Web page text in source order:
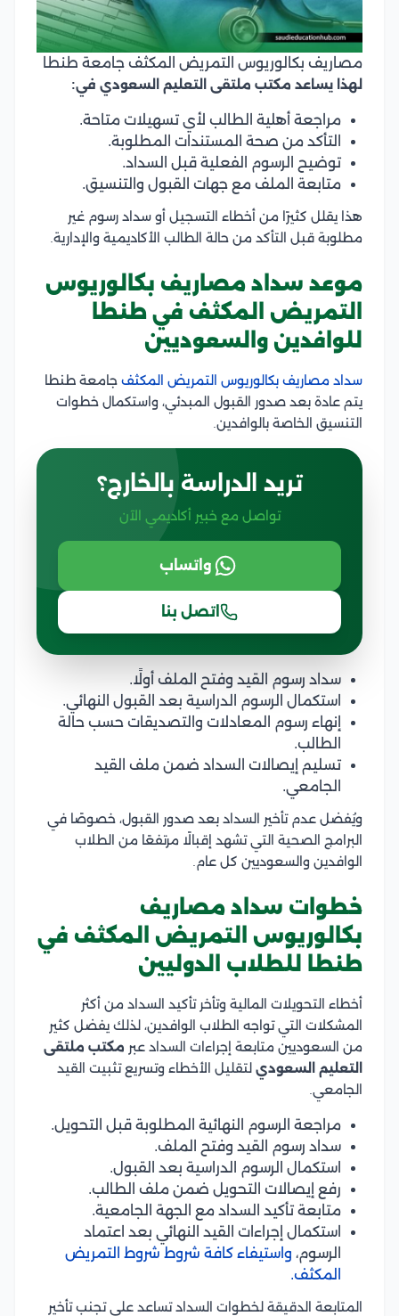
مصاريف بكالوريوس التمريض المكثف جامعة طنطا
لهذا يساعد مكتب ملتقى التعليم السعودي في:
مراجعة أهلية الطالب لأي تسهيلات متاحة.
التأكد من صحة المستندات المطلوبة.
توضيح الرسوم الفعلية قبل السداد.
متابعة الملف مع جهات القبول والتنسيق.
هذا يقلل كثيرًا من أخطاء التسجيل أو سداد رسوم غير
مطلوبة قبل التأكد من حالة الطالب الأكاديمية والإدارية.
موعد سداد مصاريف بكالوريوس
التمريض المكثف في طنطا
للوافدين والسعوديين
سداد مصاريف بكالوريوس التمريض المكثف جامعة طنطا
يتم عادة بعد صدور القبول المبدئي، واستكمال خطوات
التنسيق الخاصة بالوافدين.
تريد الدراسة بالخارج؟
تواصل مع خبير أكاديمي الآن
واتساب
اتصل بنا
سداد رسوم القيد وفتح الملف أولًا.
استكمال الرسوم الدراسية بعد القبول النهائي.
إنهاء رسوم المعادلات والتصديقات حسب حالة
الطالب.
تسليم إيصالات السداد ضمن ملف القيد
الجامعي.
ويُفضل عدم تأخير السداد بعد صدور القبول، خصوصًا في
البرامج الصحية التي تشهد إقبالًا مرتفعًا من الطلاب
الوافدين والسعوديين كل عام.
خطوات سداد مصاريف
بكالوريوس التمريض المكثف في
طنطا للطلاب الدوليين
أخطاء التحويلات المالية وتأخر تأكيد السداد من أكثر
المشكلات التي تواجه الطلاب الوافدين، لذلك يفضل كثير
من السعوديين متابعة إجراءات السداد عبر مكتب ملتقى
التعليم السعودي لتقليل الأخطاء وتسريع تثبيت القيد
الجامعي.
مراجعة الرسوم النهائية المطلوبة قبل التحويل.
سداد رسوم القيد وفتح الملف.
استكمال الرسوم الدراسية بعد القبول.
رفع إيصالات التحويل ضمن ملف الطالب.
متابعة تأكيد السداد مع الجهة الجامعية.
استكمال إجراءات القيد النهائي بعد اعتماد
الرسوم، واستيفاء كافة شروط شروط التمريض
المكثف.
المتابعة الدقيقة لخطوات السداد تساعد على تجنب تأخير